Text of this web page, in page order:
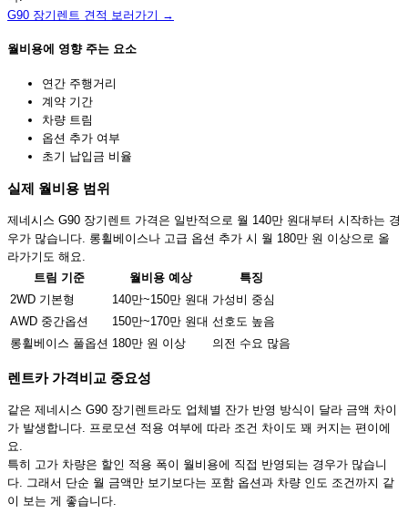
G90 장기렌트 견적 보러가기 →
월비용에 영향 주는 요소
연간 주행거리
계약 기간
차량 트림
옵션 추가 여부
초기 납입금 비율
실제 월비용 범위
제네시스 G90 장기렌트 가격은 일반적으로 월 140만 원대부터 시작하는 경
우가 많습니다. 롱휠베이스나 고급 옵션 추가 시 월 180만 원 이상으로 올
라가기도 해요.
트림 기준
월비용 예상
특징
2WD 기본형
140만~150만 원대 가성비 중심
AWD 중간옵션
150만~170만 원대 선호도 높음
롱휠베이스 풀옵션 180만 원 이상 의전 수요 많음
렌트카 가격비교 중요성
같은 제네시스 G90 장기렌트라도 업체별 잔가 반영 방식이 달라 금액 차이
가 발생합니다. 프로모션 적용 여부에 따라 조건 차이도 꽤 커지는 편이에
요.
특히 고가 차량은 할인 적용 폭이 월비용에 직접 반영되는 경우가 많습니
다. 그래서 단순 월 금액만 보기보다는 포함 옵션과 차량 인도 조건까지 같
이 보는 게 좋습니다.